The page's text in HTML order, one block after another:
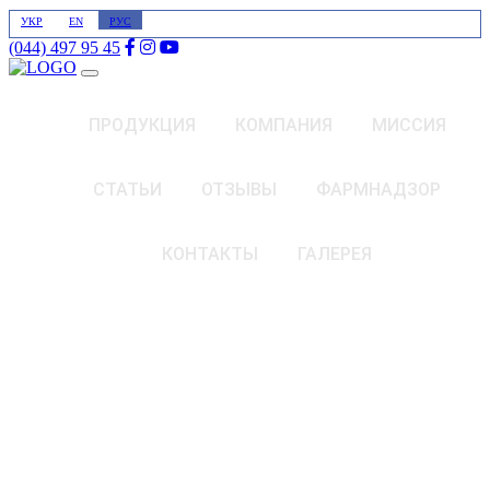
УКР EN РУС
(044) 497 95 45
ПРОДУКЦИЯ КОМПАНИЯ МИССИЯ
СТАТЬИ ОТЗЫВЫ ФАРМНАДЗОР
КОНТАКТЫ ГАЛЕРЕЯ